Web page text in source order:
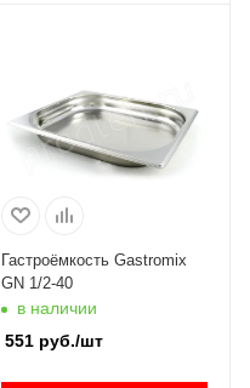
Гастроёмкость Gastromix
GN 1/2-40
в наличии
551руб./шт